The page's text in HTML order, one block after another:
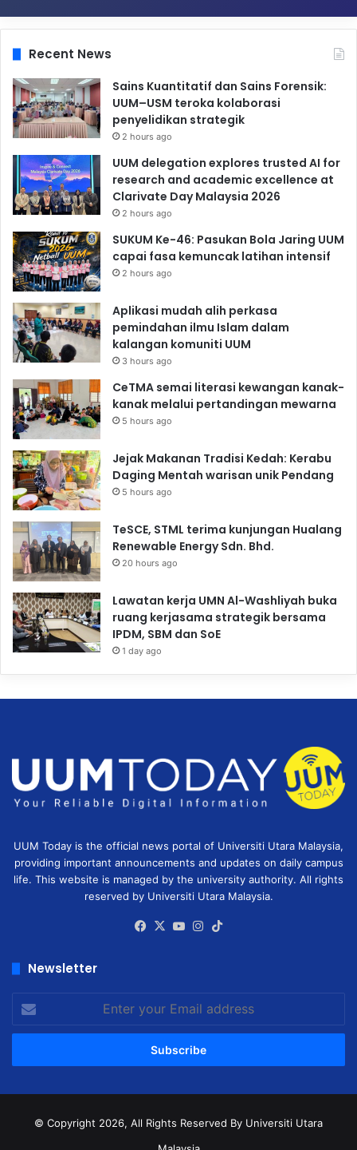
Recent News
Sains Kuantitatif dan Sains Forensik:
UUM–USM teroka kolaborasi
penyelidikan strategik
2 hours ago
UUM delegation explores trusted AI for
research and academic excellence at
Clarivate Day Malaysia 2026
2 hours ago
SUKUM Ke-46: Pasukan Bola Jaring UUM
capai fasa kemuncak latihan intensif
2 hours ago
Aplikasi mudah alih perkasa
pemindahan ilmu Islam dalam
kalangan komuniti UUM
3 hours ago
CeTMA semai literasi kewangan kanak-
kanak melalui pertandingan mewarna
5 hours ago
Jejak Makanan Tradisi Kedah: Kerabu
Daging Mentah warisan unik Pendang
5 hours ago
TeSCE, STML terima kunjungan Hualang
Renewable Energy Sdn. Bhd.
20 hours ago
Lawatan kerja UMN Al-Washliyah buka
ruang kerjasama strategik bersama
IPDM, SBM dan SoE
1 day ago
UUM Today is the official news portal of Universiti Utara Malaysia,
providing important announcements and updates on daily campus
life. This website is managed by the university authority. All rights
reserved by Universiti Utara Malaysia.
Facebook
X YouTubeInstagram
Newsletter
Enter
your
Email
© Copyright 2026, All Rights Reserved By Universiti Utara